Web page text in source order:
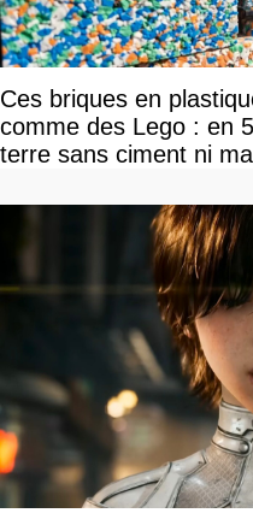
Ces briques en
comme des Lego : en
terre sans ciment ni